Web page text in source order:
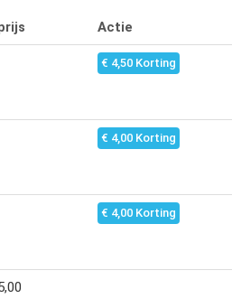
Actie
€ 4,50 Korting
€ 4,00 Korting
€ 4,00 Korting